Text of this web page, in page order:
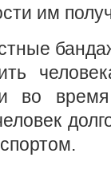
им
во